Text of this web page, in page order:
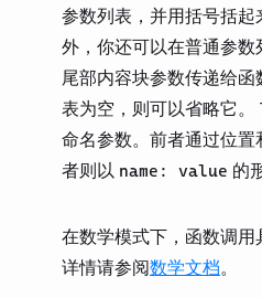
Integer
Float
Length
Angle
Ratio
Relative Length
Color
Datetime
参数列表，并用括号括
外，你还可以在普通参
尾部内容块参数传递给
表为空，则可以省略它
命名参数。前者通过位
者则以 name: value 的
在数学模式下，函数调
详情请参阅数学文档。